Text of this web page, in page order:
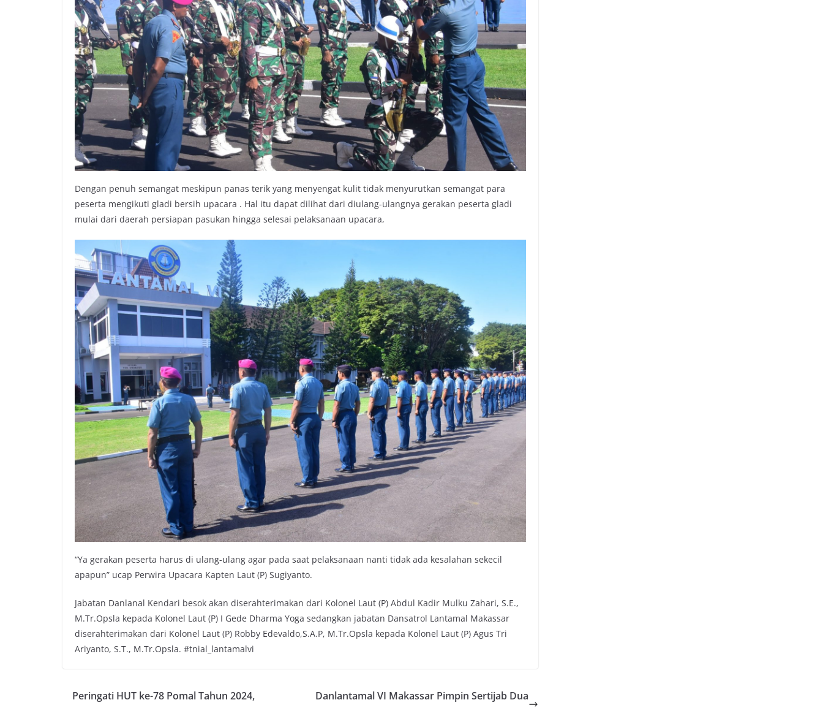
Dengan penuh semangat meskipun panas terik yang menyengat kulit tidak menyurutkan semangat para
peserta mengikuti gladi bersih upacara . Hal itu dapat dilihat dari diulang-ulangnya gerakan peserta gladi
mulai dari daerah persiapan pasukan hingga selesai pelaksanaan upacara,
“Ya gerakan peserta harus di ulang-ulang agar pada saat pelaksanaan nanti tidak ada kesalahan sekecil
apapun” ucap Perwira Upacara Kapten Laut (P) Sugiyanto.
Jabatan Danlanal Kendari besok akan diserahterimakan dari Kolonel Laut (P) Abdul Kadir Mulku Zahari, S.E.,
M.Tr.Opsla kepada Kolonel Laut (P) I Gede Dharma Yoga sedangkan jabatan Dansatrol Lantamal Makassar
diserahterimakan dari Kolonel Laut (P) Robby Edevaldo,S.A.P, M.Tr.Opsla kepada Kolonel Laut (P) Agus Tri
Ariyanto, S.T., M.Tr.Opsla. #tnial_lantamalvi
Peringati HUT ke-78 Pomal Tahun 2024,
Danlantamal VI Makassar Pimpin Sertijab Dua